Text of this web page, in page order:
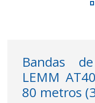
Bandas
LEMM
80 metros